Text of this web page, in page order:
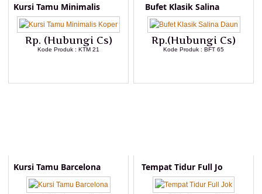
Kursi Tamu Minimalis
Rp. (Hubungi Cs)
Kode Produk : KTM 21
Bufet Klasik Salina
Rp.(Hubungi Cs)
Kode Produk : BFT 65
Kursi Tamu Barcelona Tempat Tidur Full Jo